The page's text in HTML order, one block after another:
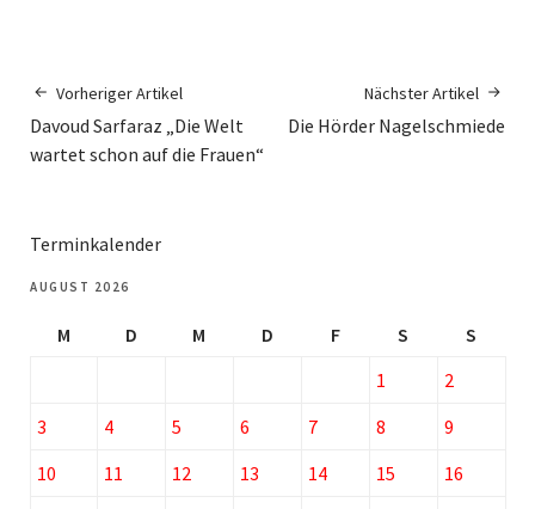
Vorheriger Artikel
Davoud Sarfaraz „Die Welt
wartet schon auf die Frauen“
Nächster Artikel
Die Hörder Nagelschmiede
Terminkalender
AUGUST 2026
M D M D F S
S
1
2
3
4 5 6 7 8
9
10
11 12 13 14 15
16